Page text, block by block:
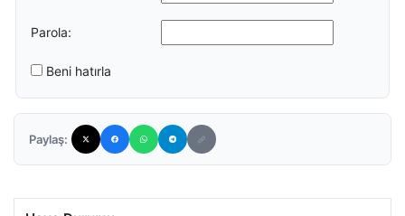
Parola:
Beni hatırla
Paylaş: